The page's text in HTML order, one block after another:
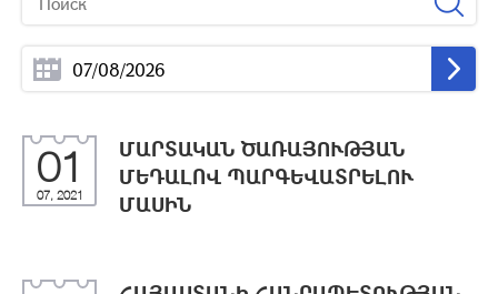
01
07, 2021
ՄԱՐՏԱԿԱՆ ԾԱՌԱՅՈՒԹՅԱՆ
ՄԵԴԱԼՈՎ ՊԱՐԳԵՎԱՏՐԵԼՈՒ
ՄԱՍԻՆ